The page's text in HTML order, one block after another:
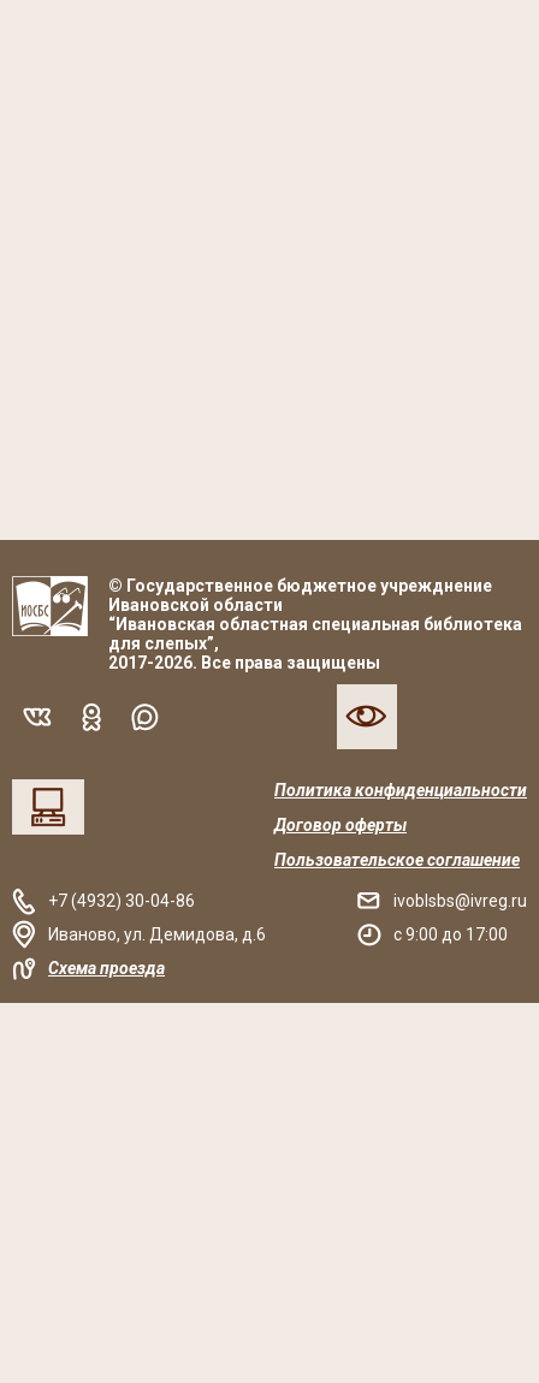
© Государственное бюджетное учрежднение
Ивановской области
“Ивановская областная специальная библиотека
для слепых”,
2017-2026. Все права защищены
Политика конфиденциальности
Договор оферты
Пользовательское соглашение
+7 (4932) 30-04-86
Иваново, ул. Демидова, д.6
Схема проезда
ivoblsbs@ivreg.ru
c 9:00 до 17:00